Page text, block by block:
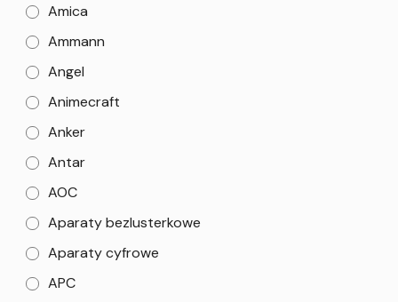
Amica
Ammann
Angel
Animecraft
Anker
Antar
AOC
Aparaty bezlusterkowe
Aparaty cyfrowe
APC